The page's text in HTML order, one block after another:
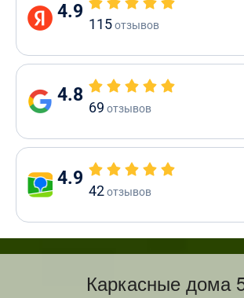
4.9
115отзывов
4.8
69 отзывов
4.9
42отзывов
Каркасные дома